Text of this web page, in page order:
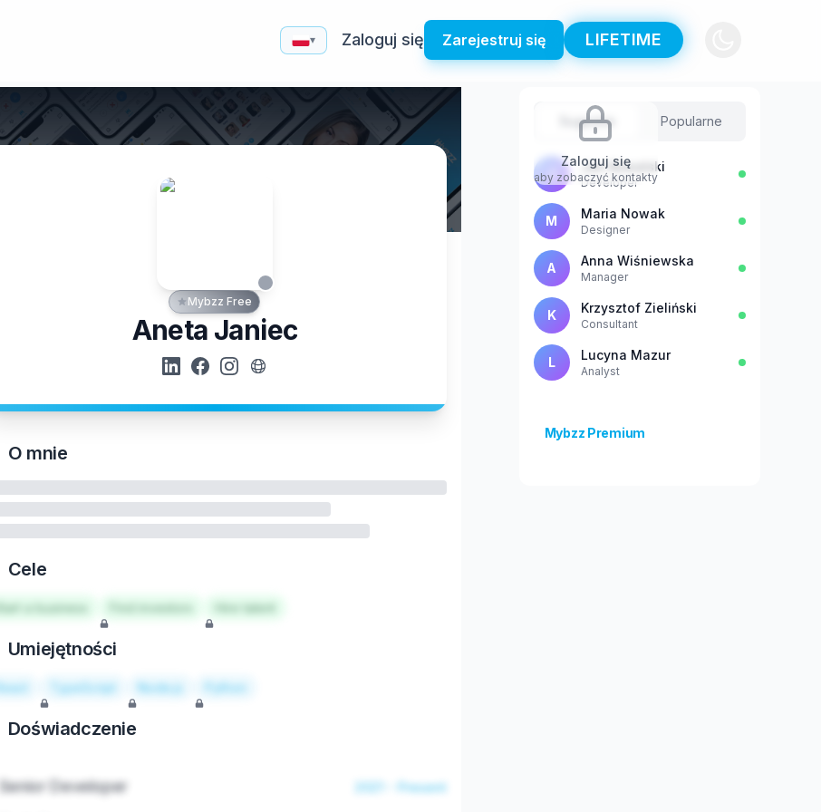
▾ Zaloguj się Zarejestruj się LIFETIME
Mybzz Free
Aneta Janiec
O mnie
Cele
Start a business Hire talent
Umiejętności
React TypeScript Node.js Python
Doświadczenie
Senior Developer 2021 - Present
Zaloguj się
aby zobaczyć kontakty
Sugestie Popularne
J Jan Kowalski
Developer
M Maria Nowak
Designer
A Anna Wiśniewska
Manager
K Krzysztof Zieliński
Consultant
L Lucyna Mazur
Analyst
Mybzz Premium